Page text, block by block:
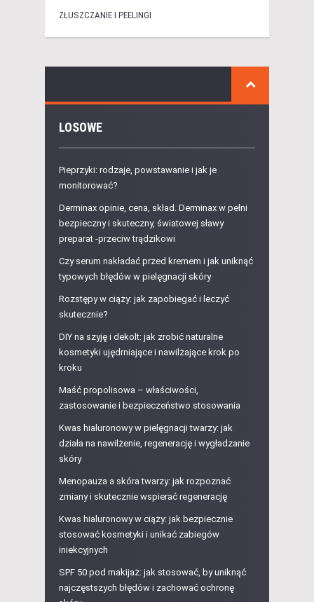
ZŁUSZCZANIE I PEELINGI
LOSOWE
Pieprzyki: rodzaje, powstawanie i jak je
monitorować?
Derminax opinie, cena, skład. Derminax w pełni
bezpieczny i skuteczny, światowej sławy
preparat -przeciw trądzikowi
Czy serum nakładać przed kremem i jak uniknąć
typowych błędów w pielęgnacji skóry
Rozstępy w ciąży: jak zapobiegać i leczyć
skutecznie?
DIY na szyję i dekolt: jak zrobić naturalne
kosmetyki ujędrniające i nawilżające krok po
kroku
Maść propolisowa – właściwości,
zastosowanie i bezpieczeństwo stosowania
Kwas hialuronowy w pielęgnacji twarzy: jak
działa na nawilżenie, regenerację i wygładzanie
skóry
Menopauza a skóra twarzy: jak rozpoznać
zmiany i skutecznie wspierać regenerację
Kwas hialuronowy w ciąży: jak bezpiecznie
stosować kosmetyki i unikać zabiegów
iniekcyjnych
SPF 50 pod makijaż: jak stosować, by uniknąć
najczęstszych błędów i zachować ochronę